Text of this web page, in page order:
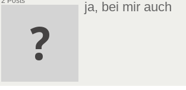
ja, bei mir auch